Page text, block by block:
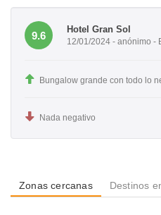
9.6
Hotel Gran Sol
12/01/2024 - anónimo -
Bungalow grande con todo lo
Nada negativo
Zonas cercanas Destinos